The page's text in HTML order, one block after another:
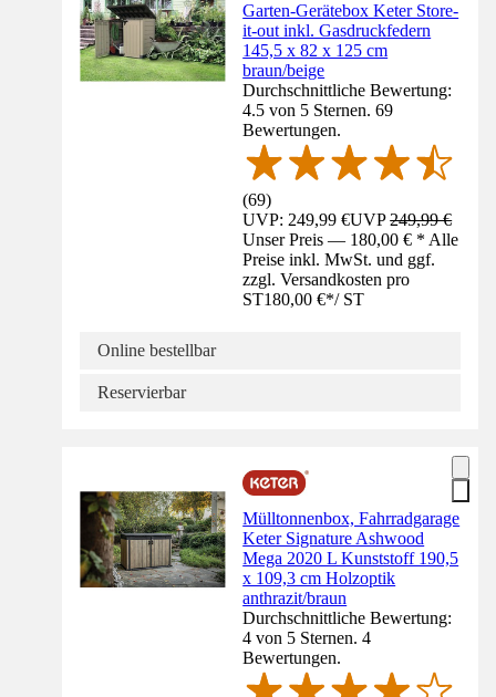
Garten-Gerätebox Keter Store-
it-out inkl. Gasdruckfedern
145,5 x 82 x 125 cm
braun/beige
Durchschnittliche Bewertung:
4.5 von 5 Sternen. 69
Bewertungen.
(69)
UVP: 249,99 €UVP249,99 €
Unser Preis — 180,00 € * Alle
Preise inkl. MwSt. und ggf.
zzgl. Versandkosten pro
ST180,00 €*/ ST
Online bestellbar
Reservierbar
Mülltonnenbox, Fahrradgarage
Keter Signature Ashwood
Mega 2020 L Kunststoff 190,5
x 109,3 cm Holzoptik
anthrazit/braun
Durchschnittliche Bewertung:
4 von 5 Sternen. 4
Bewertungen.